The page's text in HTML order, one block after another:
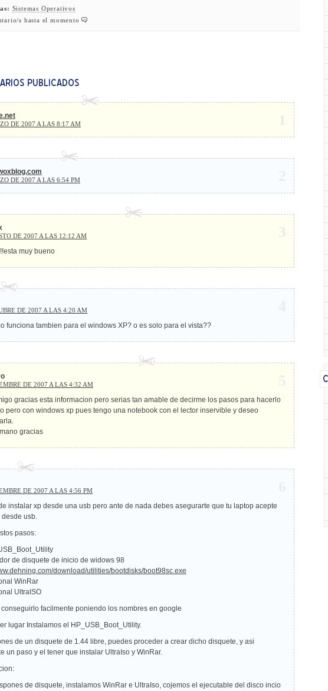
Sistemas Operativos
s hasta el momento
DE 2007 A LAS 8:17 AM
DE 2007 A LAS 6:54 PM
DE 2007 A LAS 12:12 AM
muy bueno
DE 2007 A LAS 4:20 AM
funciona tambien para el windows XP? o es solo para el vista??
DE 2007 A LAS 4:32 AM
gracias esta informacion pero serias tan amable de decirme los pasos para hacerlo
pero con windows xp pues tengo una notebook con el lector inservible y deseo
gracias
DE 2007 A LAS 4:56 PM
instalar xp desde una usb pero ante de nada debes asegurarte que tu laptop acepte
desde usb.
pasos:
de disquete de inicio de widows 98
download/utilities/bootdisks/boot98sc.exe
WinRar
UltraISO
facilmente poniendo los nombres en google
lugar Instalamos el HP_USB_Boot_Utility.
de un disquete de 1.44 libre, puedes proceder a crear dicho disquete, y asi
un paso y el tener que instalar UltraIso y WinRar.
de disquete, instalamos WinRar e UltraIso, cojemos el ejecutable del disco incio